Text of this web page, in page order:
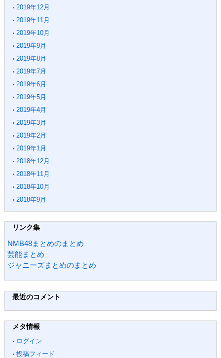
2019年12月
2019年11月
2019年10月
2019年9月
2019年8月
2019年7月
2019年6月
2019年5月
2019年4月
2019年3月
2019年2月
2019年1月
2018年12月
2018年11月
2018年10月
2018年9月
リンク集
NMB48まとめのまとめ
芸能まとめ
ジャニーズまとめのまとめ
最近のコメント
メタ情報
ログイン
投稿フィード